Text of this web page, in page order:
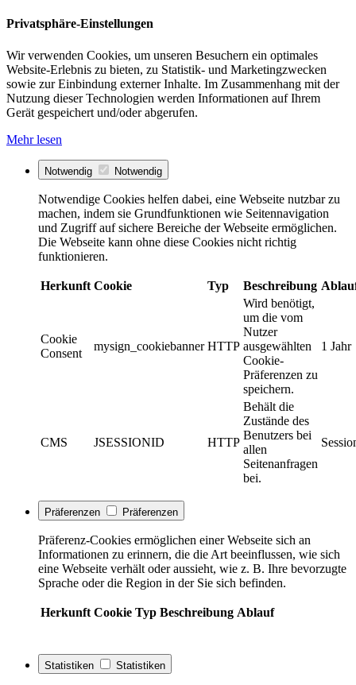
Privatsphäre-Einstellungen
Wir verwenden Cookies, um unseren Besuchern ein optimales
Website-Erlebnis zu bieten, zu Statistik- und Marketingzwecken
sowie zur Einbindung externer Inhalte. Im Zusammenhang mit der
Nutzung dieser Technologien werden Informationen auf Ihrem
Gerät gespeichert und/oder abgerufen.
Mehr lesen
Notwendig Notwendig
Notwendige Cookies helfen dabei, eine Webseite nutzbar zu
machen, indem sie Grundfunktionen wie Seitennavigation
und Zugriff auf sichere Bereiche der Webseite ermöglichen.
Die Webseite kann ohne diese Cookies nicht richtig
funktionieren.
Herkunft Cookie Typ Beschreibung
Cookie
Consent
mysign_cookiebanner HTTP
Wird benötigt,
um die vom
Nutzer
ausgewählten
Cookie-
Präferenzen zu
speichern.
1 Jahr
CMS JSESSIONID HTTP
Behält die
Zustände des
Benutzers bei
allen
Seitenanfragen
bei.
Präferenzen Präferenzen
Präferenz-Cookies ermöglichen einer Webseite sich an
Informationen zu erinnern, die die Art beeinflussen, wie sich
eine Webseite verhält oder aussieht, wie z. B. Ihre bevorzugte
Sprache oder die Region in der Sie sich befinden.
Herkunft Cookie Typ Beschreibung Ablauf
Statistiken Statistiken